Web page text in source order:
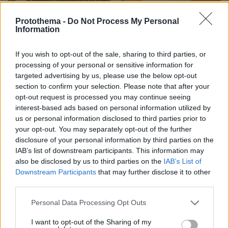
Protothema - Do Not Process My Personal
Information
If you wish to opt-out of the sale, sharing to third parties, or
processing of your personal or sensitive information for
targeted advertising by us, please use the below opt-out
section to confirm your selection. Please note that after your
opt-out request is processed you may continue seeing
interest-based ads based on personal information utilized by
us or personal information disclosed to third parties prior to
your opt-out. You may separately opt-out of the further
disclosure of your personal information by third parties on the
IAB’s list of downstream participants. This information may
also be disclosed by us to third parties on the IAB’s List of
Downstream Participants that may further disclose it to other
Please note that this website/app uses one or more Google
not limited to your visit or usage behaviour. You may click to
Personal Data Processing Opt Outs
I want to opt-out of the Sharing of my
Αννα και Τέα Πρέλεβιτς πέρασαν μαγικές στιγμές στο Ντουμπάι και
φρόντισαν να το μοιραστούν με τους ακολούθους τους στα Μέσα
Κοινωνικής Δικτύωσης αναρτώντας εντυπωσιακές φωτογραφίες